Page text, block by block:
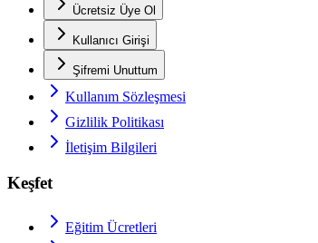
Ücretsiz Üye Ol
Kullanıcı Girişi
Şifremi Unuttum
Kullanım Sözleşmesi
Gizlilik Politikası
İletişim Bilgileri
Keşfet
Eğitim Ücretleri